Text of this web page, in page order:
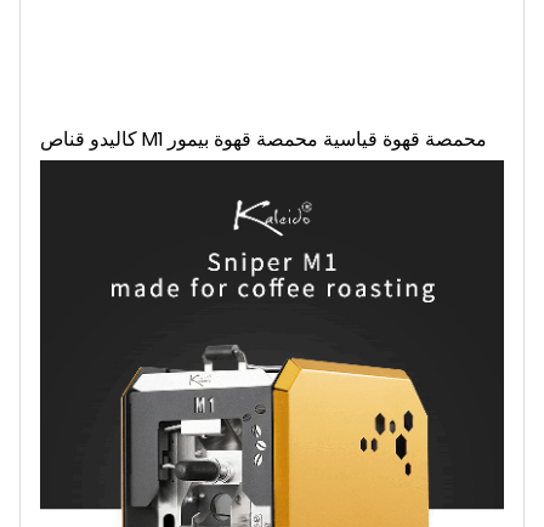
كاليدو قناص M1 محمصة قهوة قياسية محمصة قهوة بيمور